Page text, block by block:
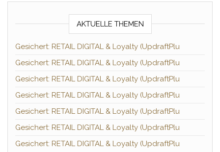
AKTUELLE THEMEN
Gesichert: RETAIL DIGITAL & Loyalty (UpdraftPlu
Gesichert: RETAIL DIGITAL & Loyalty (UpdraftPlu
Gesichert: RETAIL DIGITAL & Loyalty (UpdraftPlu
Gesichert: RETAIL DIGITAL & Loyalty (UpdraftPlu
Gesichert: RETAIL DIGITAL & Loyalty (UpdraftPlu
Gesichert: RETAIL DIGITAL & Loyalty (UpdraftPlu
Gesichert: RETAIL DIGITAL & Loyalty (UpdraftPlu